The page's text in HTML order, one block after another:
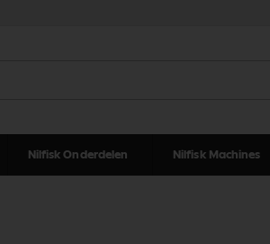
Nilfisk Onderdelen Nilfisk Machines